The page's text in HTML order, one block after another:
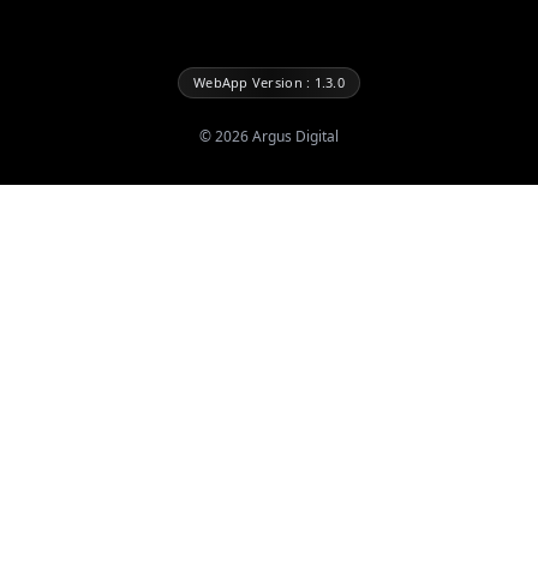
WebApp Version : 1.3.0
©2026Argus Digital